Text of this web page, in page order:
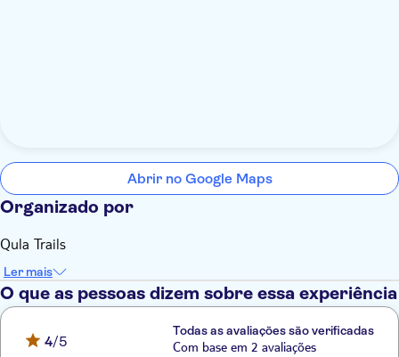
Abrir no Google Maps
Organizado por
Qula Trails
Ler mais
O que as pessoas dizem sobre essa experiência
4/5
Todas as avaliações são verificadas
Com base em 2 avaliações